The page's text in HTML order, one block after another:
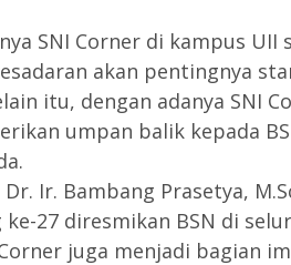
SNI Corner di kampus UII
akan pentingnya
itu, dengan adanya SNI
umpan balik kepada
Ir. Bambang Prasetya,
27 diresmikan BSN di
juga menjadi bagian